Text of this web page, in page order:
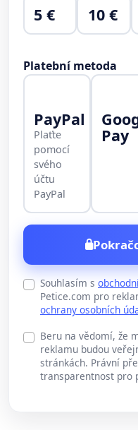
5 € 10 €
Platební metoda
PayPal
Plaťte
pomocí
svého
účtu
PayPal
Pay
Souhlasím s
Petice.com pro
ochrany osobních
Beru na vědomí, že
reklamu budou
stránkách. Právní
transparentnost pro